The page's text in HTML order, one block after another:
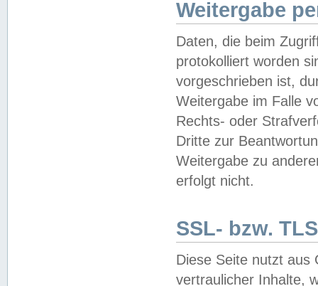
Weitergabe
Daten, die beim
protokolliert worden
vorgeschrieben ist,
Weitergabe im Falle
Rechts- oder
Dritte zur
Weitergabe zu
erfolgt nicht.
SSL- bzw.
Diese Seite nutzt aus
vertraulicher Inhalte,